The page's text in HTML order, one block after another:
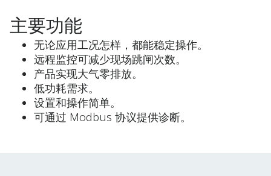
主要功能
无论应用工况怎样，都能稳定操作。
远程监控可减少现场跳闸次数。
产品实现大气零排放。
低功耗需求。
设置和操作简单。
可通过 Modbus 协议提供诊断。